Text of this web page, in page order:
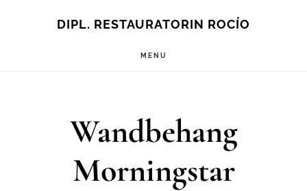
DIPL. RESTAURATORIN ROCÍO
MENU
Wandbehang
Morningstar